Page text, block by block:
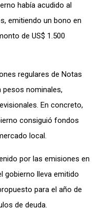
había acudido al
emitiendo un bono en
de US$ 1.500
regulares de Notas
pesos nominales,
En concreto,
consiguió fondos
local.
por las emisiones en
gobierno lleva emitido
para el año de
de deuda.